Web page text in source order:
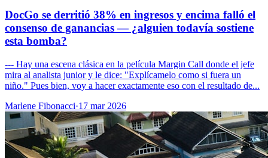
DocGo se derritió 38% en ingresos y encima falló el
consenso de ganancias — ¿alguien todavía sostiene
esta bomba?
--- Hay una escena clásica en la película Margin Call donde el jefe
mira al analista junior y le dice: "Explícamelo como si fuera un
niño." Pues bien, voy a hacer exactamente eso con el resultado de...
Marlene Fibonacci·17 mar 2026